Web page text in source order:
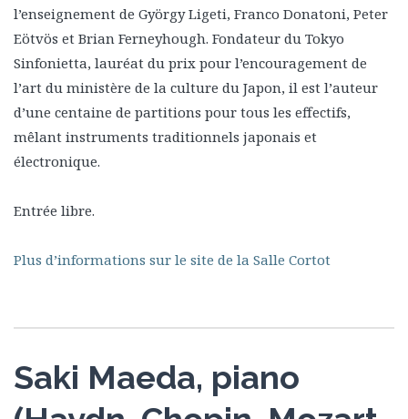
l’enseignement de György Ligeti, Franco Donatoni, Peter
Eötvös et Brian Ferneyhough. Fondateur du Tokyo
Sinfonietta, lauréat du prix pour l’encouragement de
l’art du ministère de la culture du Japon, il est l’auteur
d’une centaine de partitions pour tous les effectifs,
mêlant instruments traditionnels japonais et
électronique.
Entrée libre.
Plus d’informations sur le site de la Salle Cortot
Saki Maeda, piano